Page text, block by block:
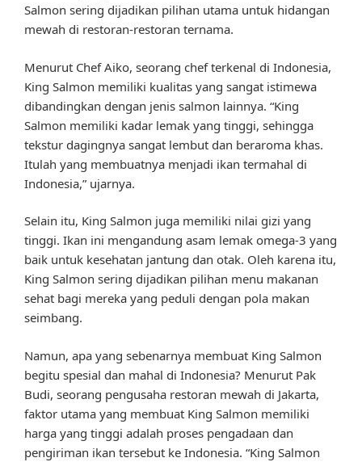
Salmon sering dijadikan pilihan utama untuk hidangan
mewah di restoran-restoran ternama.
Menurut Chef Aiko, seorang chef terkenal di Indonesia,
King Salmon memiliki kualitas yang sangat istimewa
dibandingkan dengan jenis salmon lainnya. “King
Salmon memiliki kadar lemak yang tinggi, sehingga
tekstur dagingnya sangat lembut dan beraroma khas.
Itulah yang membuatnya menjadi ikan termahal di
Indonesia,” ujarnya.
Selain itu, King Salmon juga memiliki nilai gizi yang
tinggi. Ikan ini mengandung asam lemak omega-3 yang
baik untuk kesehatan jantung dan otak. Oleh karena itu,
King Salmon sering dijadikan pilihan menu makanan
sehat bagi mereka yang peduli dengan pola makan
seimbang.
Namun, apa yang sebenarnya membuat King Salmon
begitu spesial dan mahal di Indonesia? Menurut Pak
Budi, seorang pengusaha restoran mewah di Jakarta,
faktor utama yang membuat King Salmon memiliki
harga yang tinggi adalah proses pengadaan dan
pengiriman ikan tersebut ke Indonesia. “King Salmon